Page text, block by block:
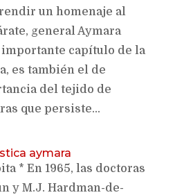
un homenaje al
general Aymara
capítulo de la
es también el de
del tejido de
que persiste...
aymara
* En 1965, las doctoras
y M.J. Hardman-de-